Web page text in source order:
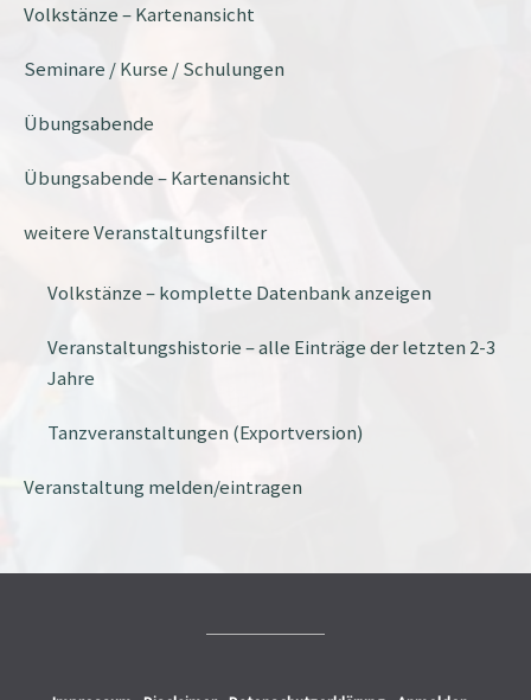
Volkstänze – Kartenansicht
Seminare / Kurse / Schulungen
Übungsabende
Übungsabende – Kartenansicht
weitere Veranstaltungsfilter
Volkstänze – komplette Datenbank anzeigen
Veranstaltungshistorie – alle Einträge der letzten 2-3
Jahre
Tanzveranstaltungen (Exportversion)
Veranstaltung melden/eintragen